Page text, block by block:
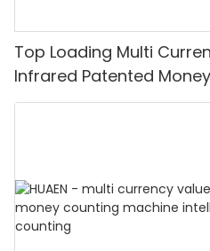
Top Loading Multi
Infrared Patented
IR/UV/MG/IMG